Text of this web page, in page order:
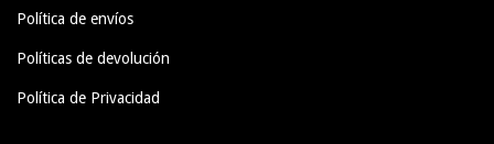
Política de envíos
Políticas de devolución
Política de Privacidad